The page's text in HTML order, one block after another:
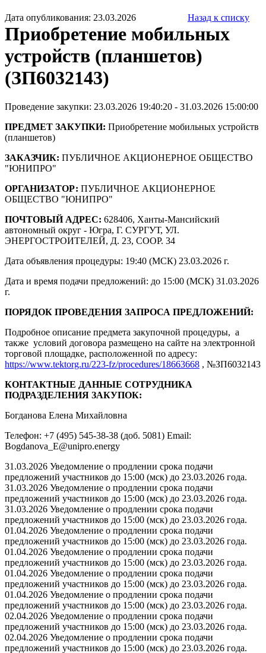
Дата опубликования: 23.03.2026 Назад к списку
Приобретение мобильных
устройств (планшетов)
(ЗП6032143)
Проведение закупки: 23.03.2026 19:40:20 - 31.03.2026 15:00:00
ПРЕДМЕТ ЗАКУПКИ: Приобретение мобильных устройств
(планшетов)
ЗАКАЗЧИК: ПУБЛИЧНОЕ АКЦИОНЕРНОЕ ОБЩЕСТВО
"ЮНИПРО"
ОРГАНИЗАТОР: ПУБЛИЧНОЕ АКЦИОНЕРНОЕ
ОБЩЕСТВО "ЮНИПРО"
ПОЧТОВЫЙ АДРЕС: 628406, Ханты-Мансийский
автономный округ - Югра, Г. СУРГУТ, УЛ.
ЭНЕРГОСТРОИТЕЛЕЙ, Д. 23, СООР. 34
Дата объявления процедуры: 19:40 (МСК) 23.03.2026 г.
Дата и время подачи предложений: до 15:00 (МСК) 31.03.2026
г.
ПОРЯДОК ПРОВЕДЕНИЯ ЗАПРОСА ПРЕДЛОЖЕНИЙ:
Подробное описание предмета закупочной процедуры, а
также условий договора размещено на сайте на электронной
торговой площадке, расположенной по адресу:
https://www.tektorg.ru/223-fz/procedures/18663668 , №ЗП6032143
КОНТАКТНЫЕ ДАННЫЕ СОТРУДНИКА
ПОДРАЗДЕЛЕНИЯ ЗАКУПОК:
Богданова Елена Михайловна
Телефон: +7 (495) 545-38-38 (доб. 5081) Email:
Bogdanova_E@unipro.energy
31.03.2026 Уведомление о продлении срока подачи
предложений участников до 15:00 (мск) до 23.03.2026 года.
31.03.2026 Уведомление о продлении срока подачи
предложений участников до 15:00 (мск) до 23.03.2026 года.
31.03.2026 Уведомление о продлении срока подачи
предложений участников до 15:00 (мск) до 23.03.2026 года.
01.04.2026 Уведомление о продлении срока подачи
предложений участников до 15:00 (мск) до 23.03.2026 года.
01.04.2026 Уведомление о продлении срока подачи
предложений участников до 15:00 (мск) до 23.03.2026 года.
01.04.2026 Уведомление о продлении срока подачи
предложений участников до 15:00 (мск) до 23.03.2026 года.
01.04.2026 Уведомление о продлении срока подачи
предложений участников до 15:00 (мск) до 23.03.2026 года.
02.04.2026 Уведомление о продлении срока подачи
предложений участников до 15:00 (мск) до 23.03.2026 года.
02.04.2026 Уведомление о продлении срока подачи
предложений участников до 15:00 (мск) до 23.03.2026 года.